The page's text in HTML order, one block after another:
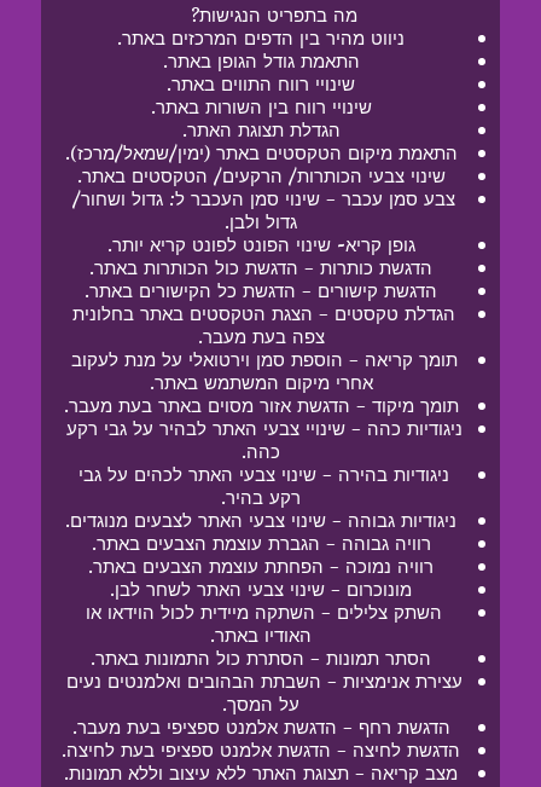
מה בתפריט הנגישות?
ניווט מהיר בין הדפים המרכזים באתר.
התאמת גודל הגופן באתר.
שינויי רווח התווים באתר.
שינויי רווח בין השורות באתר.
הגדלת תצוגת האתר.
התאמת מיקום הטקסטים באתר (ימין/שמאל/מרכז).
שינוי צבעי הכותרות/ הרקעים/ הטקסטים באתר.
צבע סמן עכבר – שינוי סמן העכבר ל: גדול ושחור/
גדול ולבן.
גופן קריא- שינוי הפונט לפונט קריא יותר.
הדגשת כותרות – הדגשת כול הכותרות באתר.
הדגשת קישורים – הדגשת כל הקישורים באתר.
הגדלת טקסטים – הצגת הטקסטים באתר בחלונית
צפה בעת מעבר.
אחרי מיקום המשתמש באתר.
תומך מיקוד – הדגשת אזור מסוים באתר בעת מעבר.
כהה.
רקע בהיר.
ניגודיות גבוהה – שינוי צבעי האתר לצבעים מנוגדים.
רוויה גבוהה – הגברת עוצמת הצבעים באתר.
רוויה נמוכה – הפחתת עוצמת הצבעים באתר.
מונוכרום – שינוי צבעי האתר לשחר לבן.
האודיו באתר.
הסתר תמונות – הסתרת כול התמונות באתר.
על המסך.
הדגשת רחף – הדגשת אלמנט ספציפי בעת מעבר.
הדגשת לחיצה – הדגשת אלמנט ספציפי בעת לחיצה.
מצב קריאה – תצוגת האתר ללא עיצוב וללא תמונות.